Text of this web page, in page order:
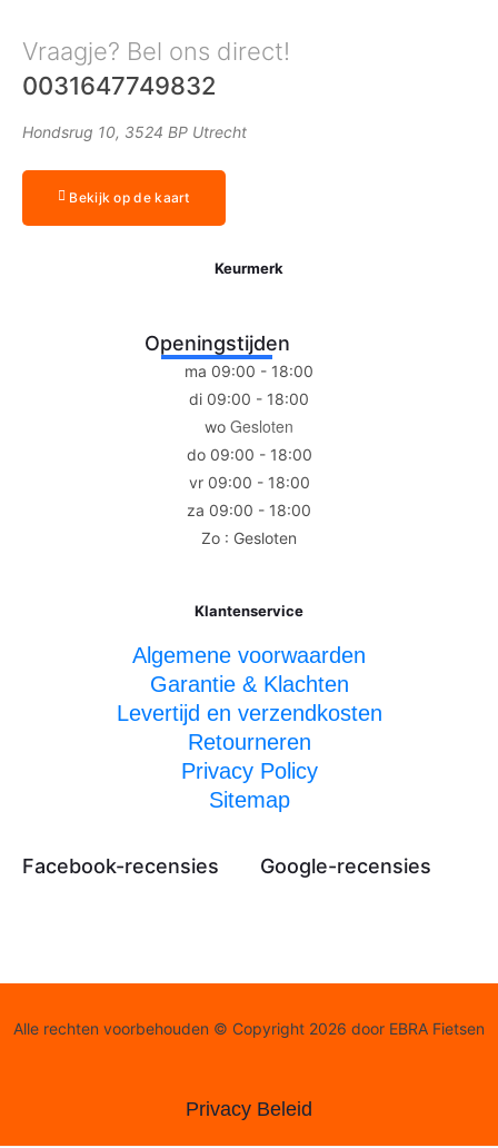
Vraagje? Bel ons direct!
0031647749832
Hondsrug 10, 3524 BP Utrecht
Bekijk op de kaart
Keurmerk
Openingstijden
ma 09:00 - 18:00
di 09:00 - 18:00
wo Gesloten
do 09:00 - 18:00
vr 09:00 - 18:00
za 09:00 - 18:00
Zo : Gesloten
Klantenservice
Algemene voorwaarden
Garantie & Klachten
Levertijd en verzendkosten
Retourneren
Privacy Policy
Sitemap
Facebook-recensies Google-recensies
Alle rechten voorbehouden © Copyright 2026 door EBRA Fietsen
Privacy Beleid